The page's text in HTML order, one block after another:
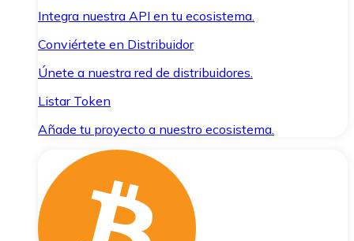
Integra nuestra API en tu ecosistema.
Conviértete en Distribuidor
Únete a nuestra red de distribuidores.
Listar Token
Añade tu proyecto a nuestro ecosistema.